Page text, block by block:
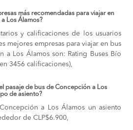
más recomendadas para viajar en
Los Álamos?
y calificaciones de los usuarios
mejores empresas para viajar en bus
a Los Álamos son: Rating Buses Bío
3456 calificaciones),
pasaje de bus de Concepción a Los
de asiento?
a Los Álamos un asiento
de CLP$6.900,